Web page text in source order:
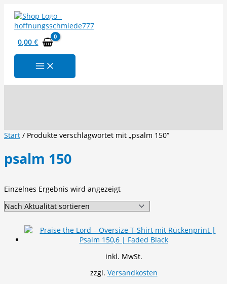
Inhalt
springen
0,00€
Start / Produkte verschlagwortet mit „psalm 150“
psalm 150
Einzelnes Ergebnis wird angezeigt
inkl. MwSt.
zzgl. Versandkosten